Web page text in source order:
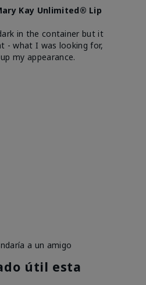
Kay Unlimited® Lip
in the container but it
- what I was looking for,
my appearance.
a un amigo
útil esta